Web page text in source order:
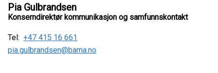
Pia Gulbrandsen
Konserndirektør kommunikasjon og samfunnskontakt
Tel: +47 415 16 661
pia.gulbrandsen@bama.no